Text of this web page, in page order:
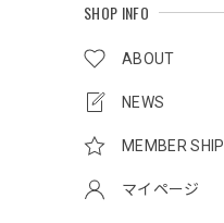
SHOP INFO
ABOUT
NEWS
MEMBER SHIP
マイページ